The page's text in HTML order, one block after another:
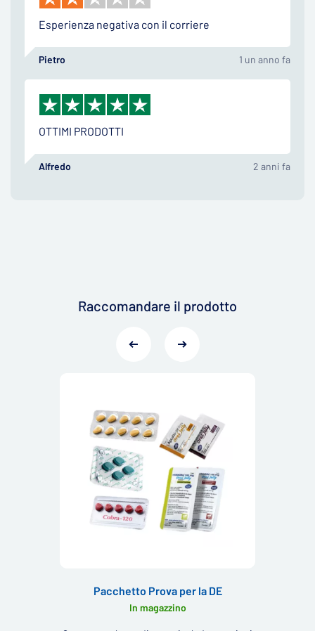
Esperienza negativa con il corriere
Pietro 1 un anno fa
OTTIMI PRODOTTI
Alfredo 2 anni fa
Raccomandare il prodotto
Pacchetto Prova per la DE
In magazzino